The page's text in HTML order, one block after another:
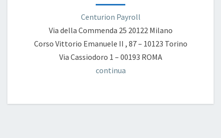
Centurion Payroll
Via della Commenda 25 20122 Milano
Corso Vittorio Emanuele II , 87 – 10123 Torino
Via Cassiodoro 1 – 00193 ROMA
continua